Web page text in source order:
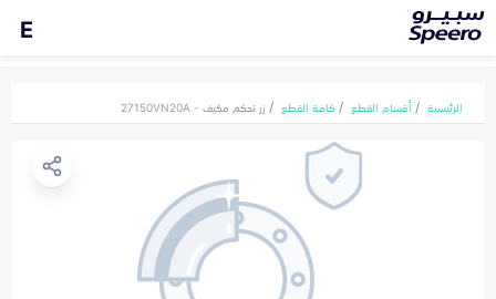
E
الرئيسية أقسام القطع كافة القطع زر تحكم مكيف - 27150VN20A